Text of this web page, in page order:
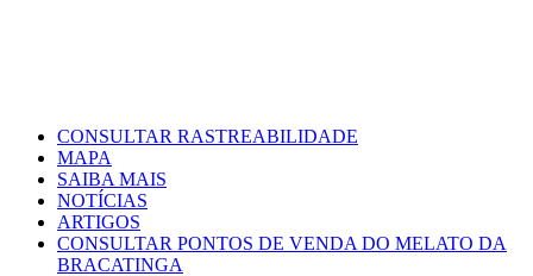
CONSULTAR RASTREABILIDADE
MAPA
SAIBA MAIS
NOTÍCIAS
ARTIGOS
CONSULTAR PONTOS DE VENDA DO MELATO DA
BRACATINGA